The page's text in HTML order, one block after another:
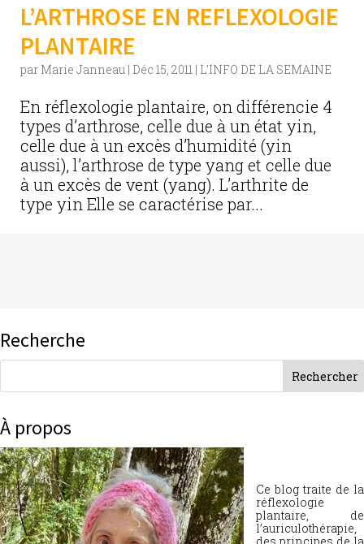
L’ARTHROSE EN REFLEXOLOGIE
PLANTAIRE
par Marie Janneau | Déc 15, 2011 | L'INFO DE LA SEMAINE
En réflexologie plantaire, on différencie 4
types d’arthrose, celle due à un état yin,
celle due à un excès d’humidité (yin
aussi), l’arthrose de type yang et celle due
à un excès de vent (yang). L’arthrite de
type yin Elle se caractérise par...
Recherche
À propos
Ce blog traite de la
réflexologie
plantaire, de
l’auriculothérapie,